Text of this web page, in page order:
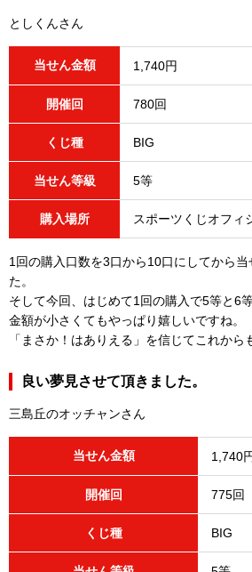
としくんさん
当せん金額 1,740円
開催回 780回
くじ種 BIG
当せん等級 5等
購入場所 スポーツくじオフィ
1回の購入口数を3口から10口にしてから
た。
そして今回、はじめて1回の購入で5等と6
金額が小さくてもやっぱり嬉しいですね。
「まさか！はありえる」を信じてこれから
良い夢見させて頂きました。
三島丘のオッチャンさん
当せん金額 1,740
開催回 775回
くじ種 BIG